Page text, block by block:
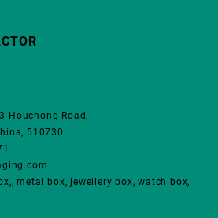
Houchong Road,
510730
metal box, jewellery box, watch box,